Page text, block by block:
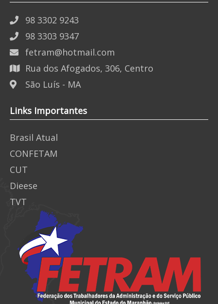
98 3302 9243
98 3303 9347
fetram@hotmail.com
Rua dos Afogados, 306, Centro
São Luís - MA
Links Importantes
Brasil Atual
CONFETAM
CUT
Dieese
TVT